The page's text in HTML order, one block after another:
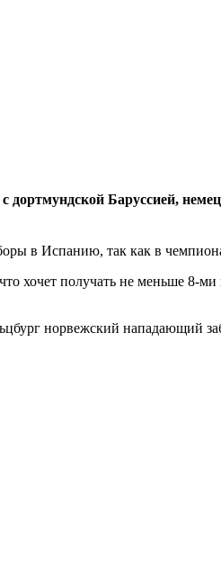
Баруссией,
в Испанию, так как в
хочет получать не меньше 8-
норвежский нападающий